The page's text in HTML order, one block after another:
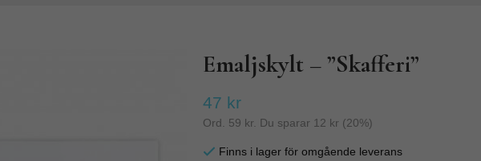
Emaljskylt – ”Skafferi”
47 kr
Ord. 59 kr. Du sparar 12 kr (20%)
Finns i lager för omgående leverans